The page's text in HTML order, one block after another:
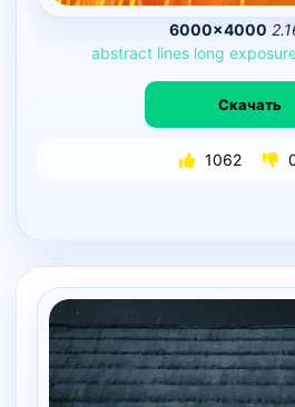
6000×4000
abstract lines long
Скачать
1062